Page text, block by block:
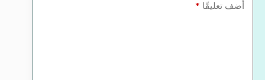
أضف تعليقًا *